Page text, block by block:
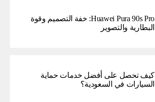
Huawei Pura 90s Pro: خفة التصميم وقوة
البطارية والتصوير
كيف تحصل على أفضل خدمات حماية
السيارات في السعودية؟